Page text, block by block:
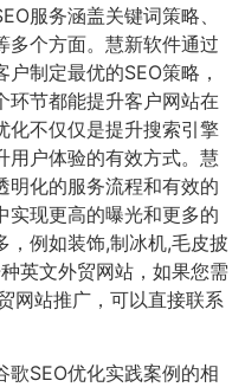
服务涵盖关键词策略、
多个方面。慧新软件通过
制定最优的SEO策略，
环节都能提升客户网站在
化不仅仅是提升搜索引擎
用户体验的有效方式。慧
明化的服务流程和有效的
实现更高的曝光和更多的
，例如装饰,制冰机,毛皮披
英文外贸网站，如果您需
网站推广，可以直接联系
SEO优化实践案例的相